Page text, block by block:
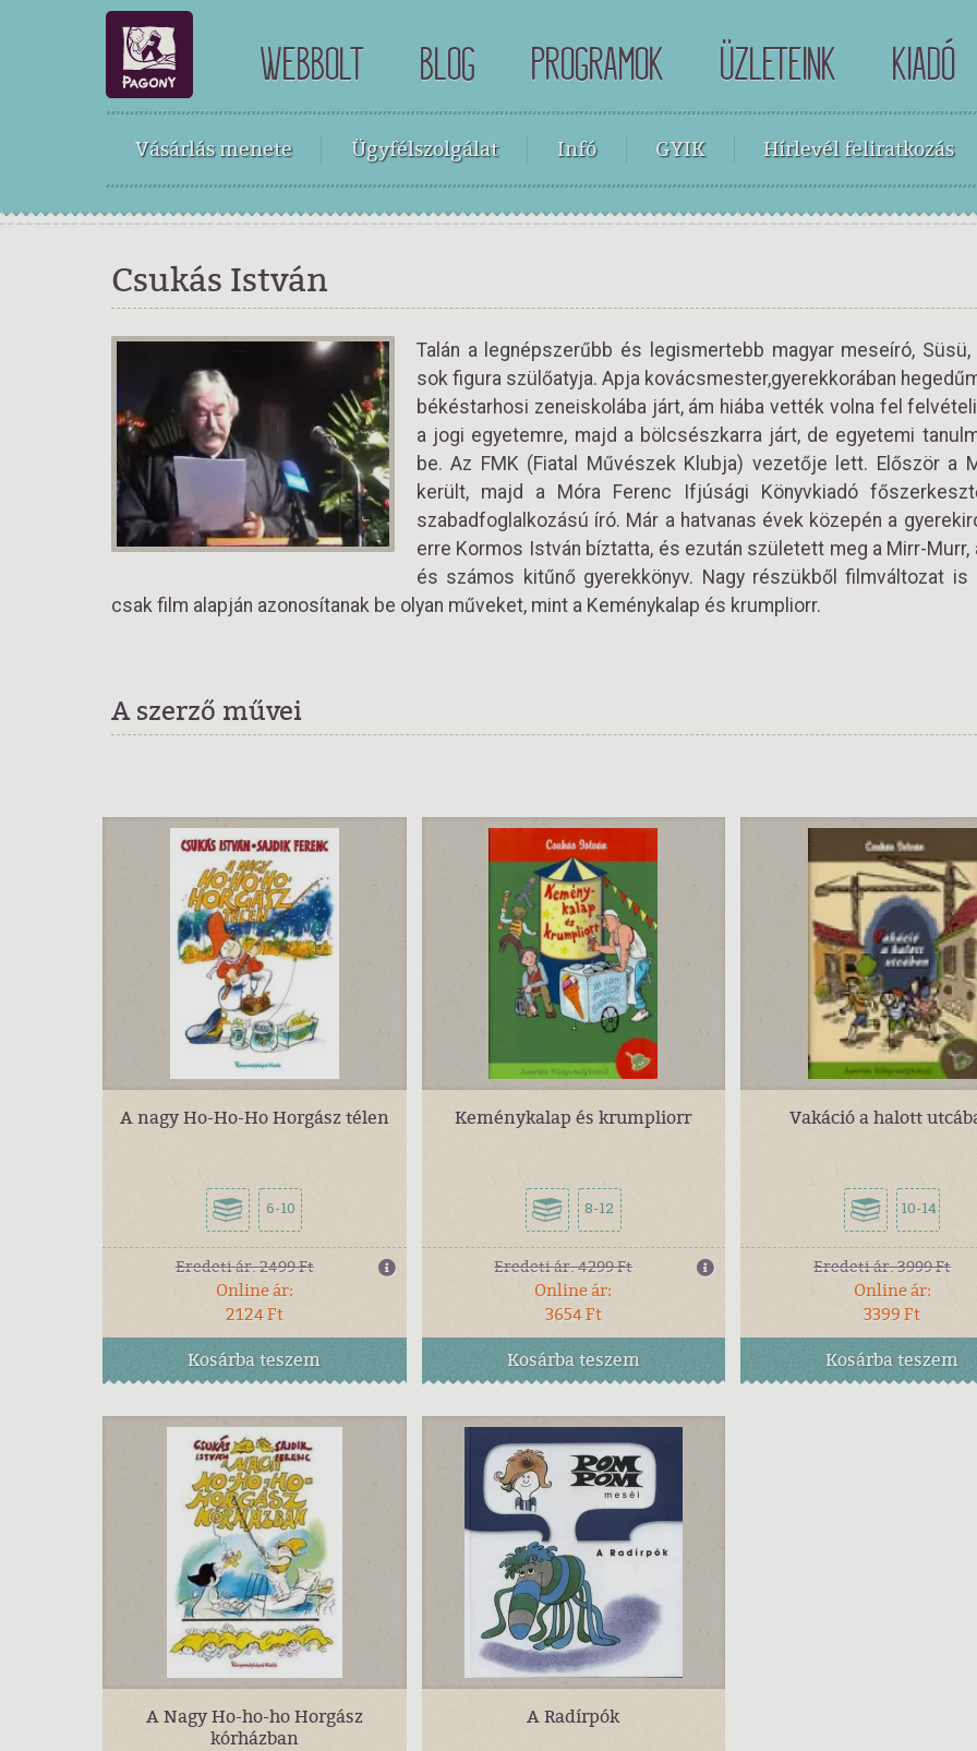
WEBBOLT BLOG PROGRAMOK ÜZLETEINK KIADÓ
Vásárlás menete Ügyfélszolgálat Infó GYIK Hírlevél feliratkozás
Csukás István
Talán a legnépszerűbb és legismertebb magyar meseíró,
sok figura szülőatyja. Apja kovácsmester,gyerekkorában
békéstarhosi zeneiskolába járt, ám hiába vették volna fel
a jogi egyetemre, majd a bölcsészkarra járt, de egyetemi
be. Az FMK (Fiatal Művészek Klubja) vezetője lett. Először a
került, majd a Móra Ferenc Ifjúsági Könyvkiadó
szabadfoglalkozású író. Már a hatvanas évek közepén a
erre Kormos István bíztatta, és ezután született meg a Mirr-Murr,
és számos kitűnő gyerekkönyv. Nagy részükből filmváltozat
csak film alapján azonosítanak be olyan műveket, mint a Keménykalap és krumpliorr.
A szerző művei
A nagy Ho-Ho-Ho Horgász télen
6-10
Eredeti ár:2499 Ft
Online ár:
2124 Ft
Kosárbateszem
Keménykalap és krumpliorr
8-12
Eredeti ár:4299 Ft
Online ár:
3654 Ft
Kosárbateszem
Vakáció a halott
10-14
Eredeti ár:3999 Ft
Online ár:
3399 Ft
Kosárbateszem
A Nagy Ho-ho-ho Horgász
kórházban
A Radírpók